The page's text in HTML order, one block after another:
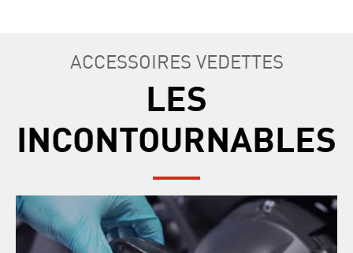
ACCESSOIRES VEDETTES
LES
INCONTOURNABLES